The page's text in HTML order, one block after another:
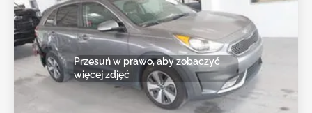
Przesuń w prawo, aby zobaczyć
więcej zdjęć